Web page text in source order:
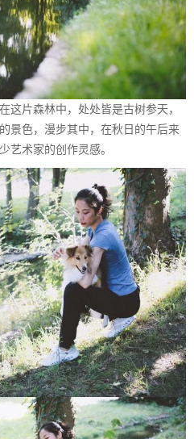
这片森林中，处处皆是古树参天，
景色，漫步其中，在秋日的午后来
艺术家的创作灵感。